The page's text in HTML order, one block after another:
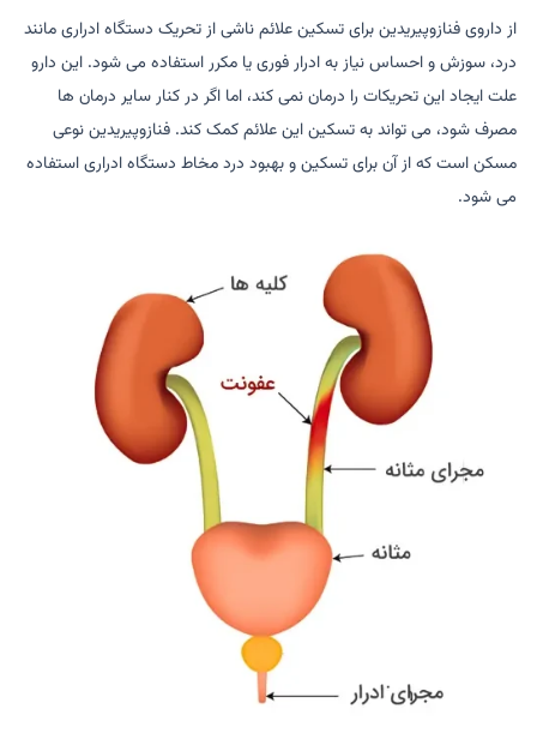
از داروی فنازوپیریدین برای تسکین علائم ناشی از تحریک دستگاه ادراری مانند
درد، سوزش و احساس نیاز به ادرار فوری یا مکرر استفاده می شود. این دارو
علت ایجاد این تحریکات را درمان نمی کند، اما اگر در کنار سایر درمان ها
مصرف شود، می تواند به تسکین این علائم کمک کند. فنازوپیریدین نوعی
مسکن است که از آن برای تسکین و بهبود درد مخاط دستگاه ادراری استفاده
می شود.